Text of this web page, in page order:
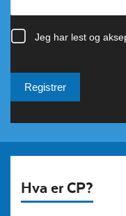
Hva er CP?